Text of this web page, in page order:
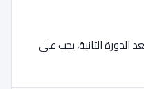
الثانية، يجب على